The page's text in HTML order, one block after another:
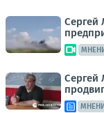
Сергей
Сергей